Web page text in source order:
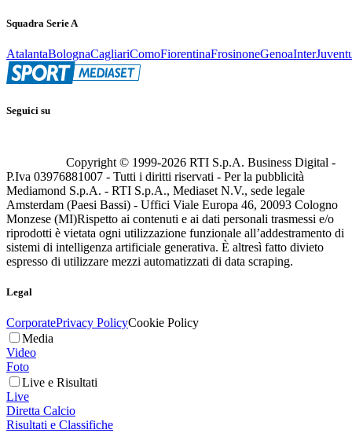
Squadra Serie A
AtalantaBolognaCagliariComoFiorentinaFrosinoneGenoaInter
Seguici su
Copyright © 1999-2026 RTI S.p.A. Business Digital -
P.Iva 03976881007 - Tutti i diritti riservati - Per la pubblicità
Mediamond S.p.A. - RTI S.p.A., Mediaset N.V., sede legale
Amsterdam (Paesi Bassi) - Uffici Viale Europa 46, 20093 Cologno
Monzese (MI)Rispetto ai contenuti e ai dati personali trasmessi e/o
riprodotti è vietata ogni utilizzazione funzionale all’addestramento di
sistemi di intelligenza artificiale generativa. È altresì fatto divieto
espresso di utilizzare mezzi automatizzati di data scraping.
Legal
CorporatePrivacy PolicyCookie Policy
Media
Video
Foto
Live e Risultati
Live
Diretta Calcio
Risultati e Classifiche